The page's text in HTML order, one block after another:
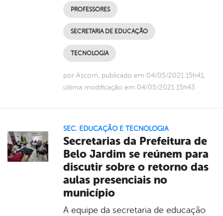
PROFESSORES
SECRETARIA DE EDUCAÇÃO
TECNOLOGIA
por Ascom, publicado em 04/05/2021 15h41,
última modificação em 04/05/2021 15h43
SEC. EDUCAÇÃO E TECNOLOGIA
Secretarias da Prefeitura de
Belo Jardim se reúnem para
discutir sobre o retorno das
aulas presenciais no
município
A equipe da secretaria de educação